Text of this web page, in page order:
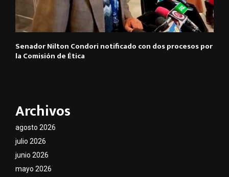
Senador Nilton Condori notificado con dos procesos por
la Comisión de Ética
Archivos
agosto 2026
julio 2026
junio 2026
mayo 2026